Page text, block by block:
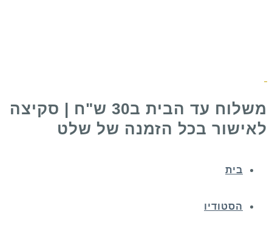
משלוח עד הבית ב30 ש"ח | סקיצה
לאישור בכל הזמנה של שלט
בית
הסטודיו